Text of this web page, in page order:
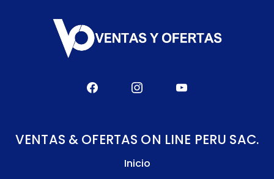
VENTAS & OFERTAS ON LINE PERU SAC.
Inicio